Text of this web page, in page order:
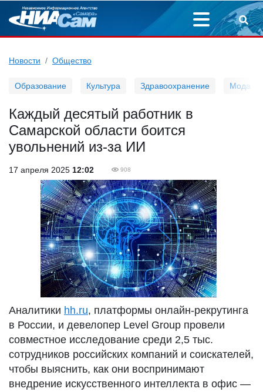
Новости Общество
Образование Культура Здравоохранение Мода
Каждый десятый работник в
Самарской области боится
увольнений из-за ИИ
17 апреля 2025 12:02 908
Аналитики hh.ru, платформы онлайн-рекрутинга
в России, и девелопер Level Group провели
совместное исследование среди 2,5 тыс.
сотрудников российских компаний и соискателей,
чтобы выяснить, как они воспринимают
внедрение искусственного интеллекта в офис —